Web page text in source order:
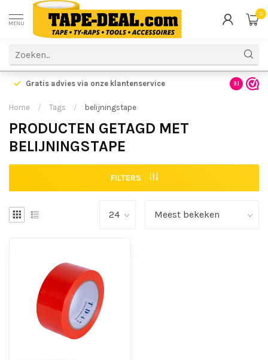
MENU
0
Gratis advies via onze klantenservice 9.1
Home / Tags / belijningstape
PRODUCTEN GETAGD MET
BELIJNINGSTAPE
FILTERS